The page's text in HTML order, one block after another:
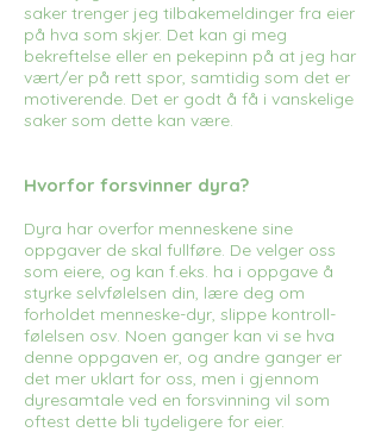
saker trenger jeg tilbakemeldinger fra eier
på hva som skjer. Det kan gi meg
bekreftelse eller en pekepinn på at jeg har
vært/er på rett spor, samtidig som det er
motiverende. Det er godt å få i vanskelige
saker som dette kan være.
Hvorfor forsvinner dyra?
Dyra har overfor menneskene sine
oppgaver de skal fullføre. De velger oss
som eiere, og kan f.eks. ha i oppgave å
styrke selvfølelsen din, lære deg om
forholdet menneske-dyr, slippe kontroll-
følelsen osv. Noen ganger kan vi se hva
denne oppgaven er, og andre ganger er
det mer uklart for oss, men i gjennom
dyresamtale ved en forsvinning vil som
oftest dette bli tydeligere for eier.